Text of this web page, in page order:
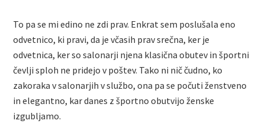
To pa se mi edino ne zdi prav. Enkrat sem poslušala eno
odvetnico, ki pravi, da je včasih prav srečna, ker je
odvetnica, ker so salonarji njena klasična obutev in športni
čevlji sploh ne pridejo v poštev. Tako ni nič čudno, ko
zakoraka v salonarjih v službo, ona pa se počuti ženstveno
in elegantno, kar danes z športno obutvijo ženske
izgubljamo.